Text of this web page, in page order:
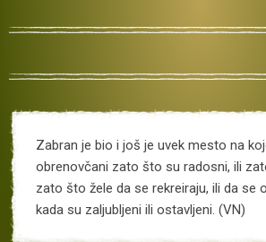
Zabran je bio i još je uvek mesto na
obrenovčani zato što su radosni, ili
zato što žele da se rekreiraju, ili da se
kada su zaljubljeni ili ostavljeni. (VN)